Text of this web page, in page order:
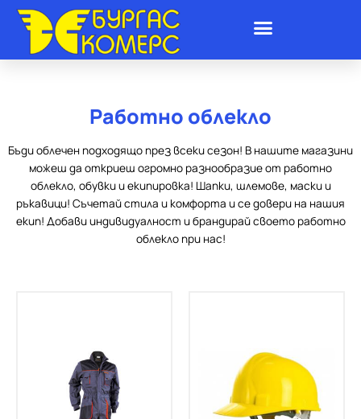
Skip
Работно облекло
Бъди облечен подходящо през всеки сезон! В нашите магазини
можеш да откриеш огромно разнообразие от работно
облекло, обувки и екипировка! Шапки, шлемове, маски и
ръкавици! Съчетай стила и комфорта и се довери на нашия
екип! Добави индивидуалност и брандирай своето работно
облекло при нас!